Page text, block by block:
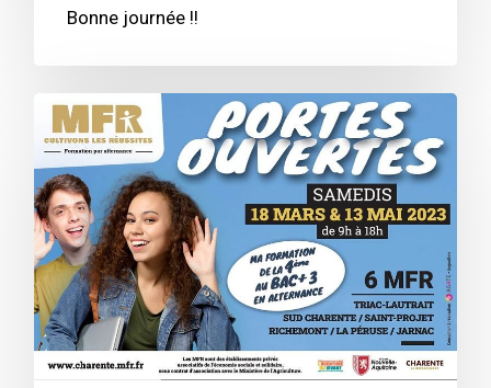
Bonne journée !!